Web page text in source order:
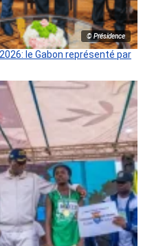
© Présidence
le Gabon représenté par